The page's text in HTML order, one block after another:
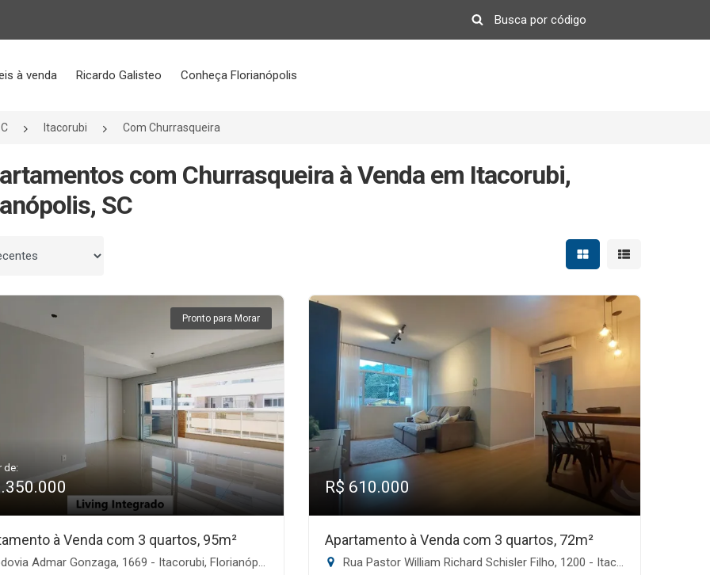
à venda Ricardo Galisteo Conheça Florianópolis
Itacorubi Com Churrasqueira
com Churrasqueira à Venda em Itacorubi,
SC
Mostrar resultados em
Mostrar
Pronto para Morar
de:
à Venda com 3 quartos, 95m²
Admar Gonzaga, 1669 - Itacorubi, Florianópolis-SC
R$ 610.000
Apartamento à Venda com 3 quartos, 72m²
Rua Pastor William Richard Schisler Filho, 1200 - Itacorubi, Florianópolis-SC